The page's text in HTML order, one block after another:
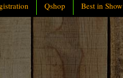
Qshop Best in Show